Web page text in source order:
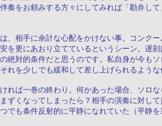
奏をお頼みする方々にしてみれば「勘弁し
、相手に余計な心配をかけない事。コンク
を更にあおり立てているというシーン。遅
絶対的条件だと思うのです。私自身が今も
れを少しでも緩和して差し上げられるよう
れば一巻の終わり。何かあった場合、ソロ
ずくなってしまったら？相手の演奏に対し
でも条件反射的に平静になれていた（平静を